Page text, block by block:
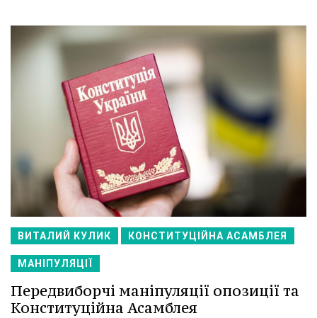
ВИТАЛИЙ КУЛИК КОНСТИТУЦІЙНА АСАМБЛЕЯ
МАНІПУЛЯЦІЇ
Передвиборчі маніпуляції опозиції та
Конституційна Асамблея